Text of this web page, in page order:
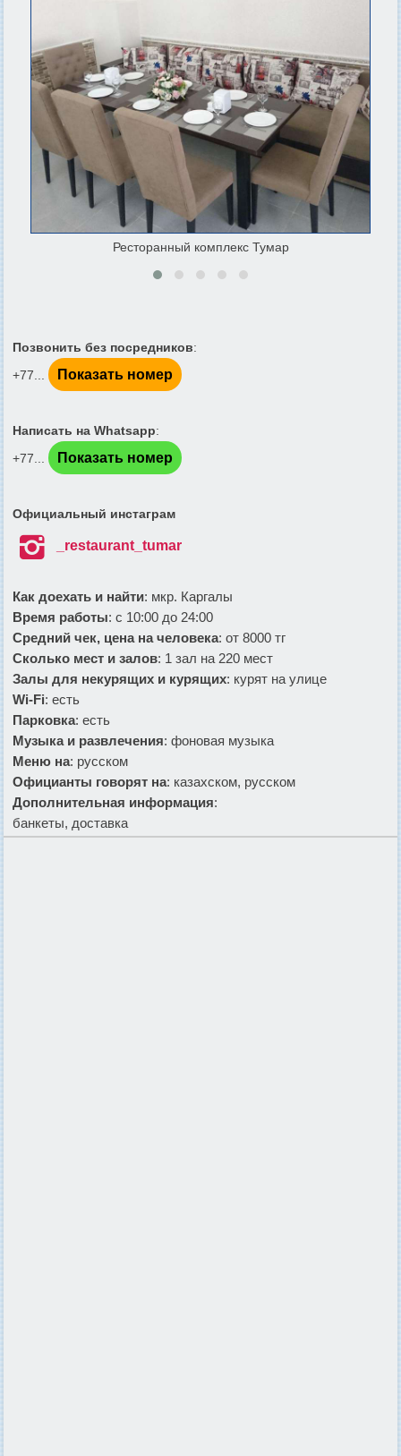
Ресторанный комплекс Тумар
Позвонить без посредников:
+77...
Показать номер
Написать на Whatsapp:
+77...
Показать номер
Официальный инстаграм
 _restaurant_tumar
Как доехать и найти: мкр. Каргалы
Время работы: с 10:00 до 24:00
Средний чек, цена на человека: от 8000 тг
Сколько мест и залов: 1 зал на 220 мест
Залы для некурящих и курящих: курят на улице
Wi-Fi: есть
Парковка: есть
Музыка и развлечения: фоновая музыка
Меню на: русском
Официанты говорят на: казахском, русском
Дополнительная информация:
банкеты, доставка